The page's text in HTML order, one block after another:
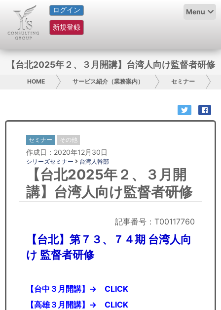
ログイン
新規登録
Menu
HOME
サービス紹介
コラム
グループ概要
日本人にPR
コンサルティング
リサーチ
経済ニュース
ＩＴ
【台北2025年２、３月開講】台湾人向け監督者研修
HOME サービス紹介（業務案内） セミナー
セミナー その他
作成日：2020年12月30日
シリーズセミナー 台湾人幹部
【台北2025年２、３月開
講】台湾人向け監督者研修
記事番号：T00117760
【台北】第７３、７４期 台湾人向
け 監督者研修
【台中３月開講】→ CLICK
【高雄３月開講】→ CLICK